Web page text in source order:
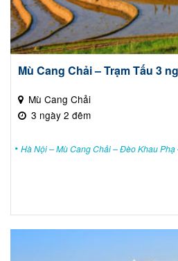
Mù Cang Chải – Trạm Tấu 3
Mù Cang Chải
3 ngày 2 đêm
Hà Nội – Mù Cang Chải – Đèo Khau Phạ